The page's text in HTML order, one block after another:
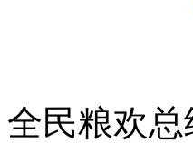
全民粮欢